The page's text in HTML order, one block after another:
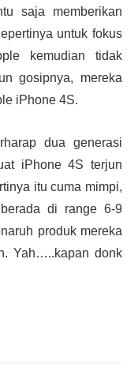
saja memberikan
untuk fokus
kemudian tidak
gosipnya, mereka
iPhone 4S.
dua generasi
iPhone 4S terjun
itu cuma mimpi,
di range 6-9
produk mereka
Yah…..kapan donk